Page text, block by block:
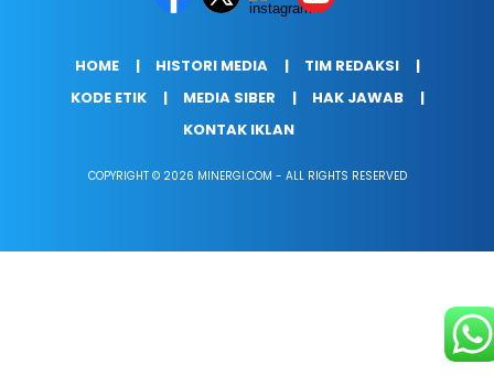
HOME HISTORI MEDIA
TIM REDAKSI
KODE ETIK
MEDIA SIBER
HAK JAWAB
KONTAK IKLAN
COPYRIGHT © 2026 MINERGI.COM - ALL RIGHTS RESERVED